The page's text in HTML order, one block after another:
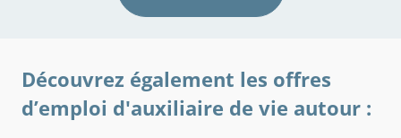
Découvrez également les offres
d’emploi d'auxiliaire de vie autour :